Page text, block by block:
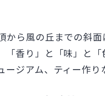
から風の丘までの斜
「香り」と「味」と
ージアム、ティー作り